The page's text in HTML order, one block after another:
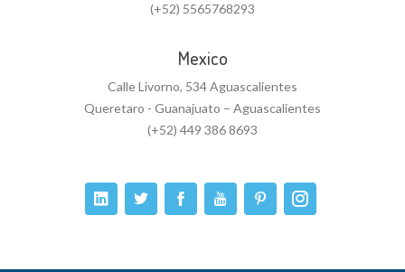
(+52) 5565768293
Mexico
Calle Livorno, 534 Aguascalientes
Queretaro - Guanajuato – Aguascalientes
(+52) 449 386 8693